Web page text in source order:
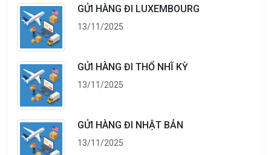
GỬI HÀNG ĐI LUXEMBOURG
13/11/2025
GỬI HÀNG ĐI THỔ NHĨ KỲ
13/11/2025
GỬI HÀNG ĐI NHẬT BẢN
13/11/2025